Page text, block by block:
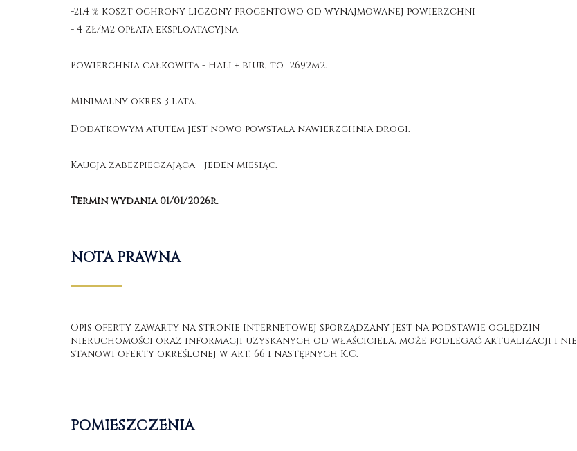
-21,4 % koszt ochrony liczony procentowo od wynajmowanej powierzchni
- 4 zł/m2 opłata eksploatacyjna
Powierchnia całkowita - Hali + biur, to 2692m2.
Minimalny okres 3 lata.
Dodatkowym atutem jest nowo powstała nawierzchnia drogi.
Kaucja zabezpieczająca - jeden miesiąc.
Termin wydania 01/01/2026r.
NOTA PRAWNA
Opis oferty zawarty na stronie internetowej sporządzany jest na podstawie oględzin
nieruchomości oraz informacji uzyskanych od właściciela, może podlegać aktualizacji i nie
stanowi oferty określonej w art. 66 i następnych K.C.
POMIESZCZENIA